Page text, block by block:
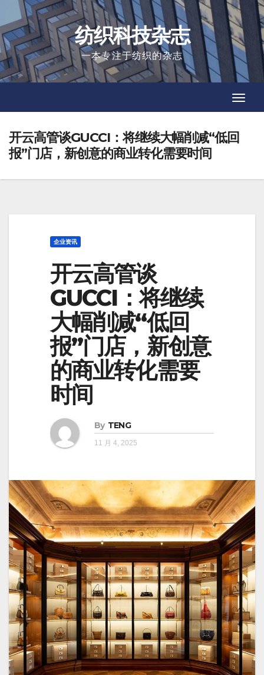
to
content
纺织科技杂志
一本专注于纺织的杂志
开云高管谈GUCCI：将继续大幅削减“低回
报”门店，新创意的商业转化需要时间
企业资讯
开云高管谈
GUCCI：将继续
大幅削减“低回
报”门店，新创意
的商业转化需要
时间
By TENG
11 月 4, 2025